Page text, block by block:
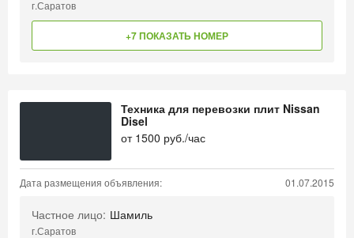
г.Саратов
+7 ПОКАЗАТЬ НОМЕР
Техника для перевозки плит Nissan
Disel
от 1500 руб./час
Дата размещения объявления: 01.07.2015
Частное лицо: Шамиль
г.Саратов